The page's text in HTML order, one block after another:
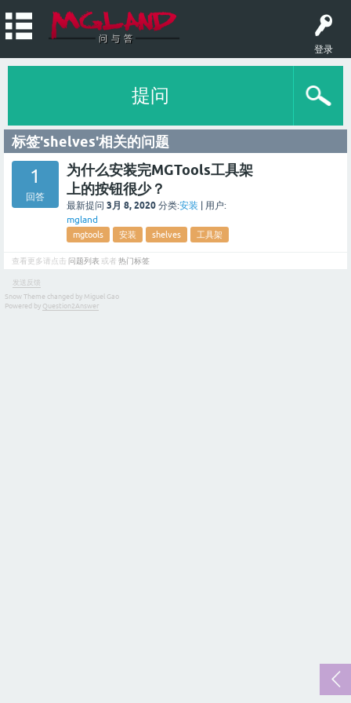
登录
提问
标签'shelves'相关的问题
1
回答
为什么安装完MGTools工具架
上的按钮很少？
最新提问 3月 8, 2020 分类:安装
用户:
mgland
mgtools 安装 shelves 工具架
查看更多请点击 问题列表 或者 热门标签
发送反馈
Snow Theme changed by Miguel Gao
Powered by Question2Answer